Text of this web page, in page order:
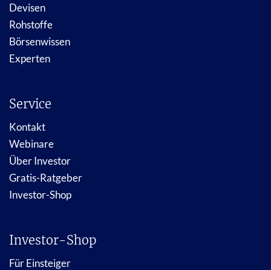
Devisen
Rohstoffe
Börsenwissen
Experten
Service
Kontakt
Webinare
Über Investor
Gratis-Ratgeber
Investor-Shop
Investor-Shop
Für Einsteiger